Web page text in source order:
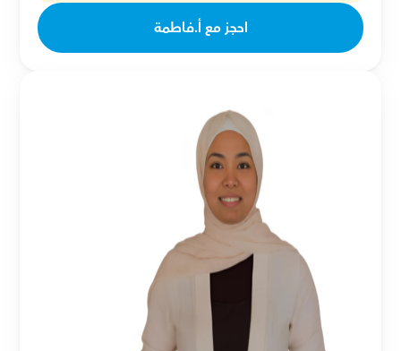
احجز مع أ.فاطمة